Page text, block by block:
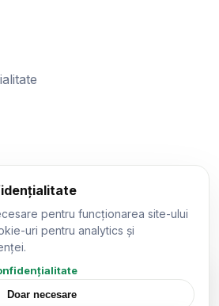
pentru funcționarea site-ului
uri pentru analytics și
Doar necesare
×
Scrie-mi pe WhatsApp.
Încerc să răspund cât pot de
repede.